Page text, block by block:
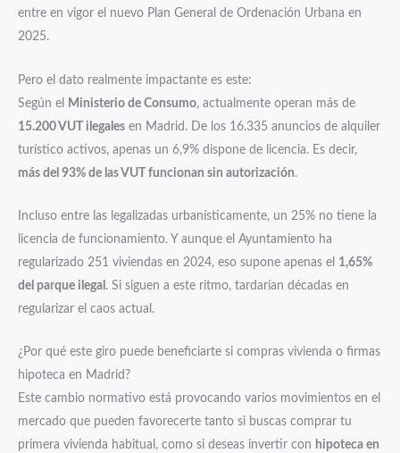
entre en vigor el nuevo Plan General de Ordenación Urbana en
2025.
Pero el dato realmente impactante es este:
Según el
Ministerio de Consumo, actualmente operan más de
15.200 VUT ilegales en Madrid. De los 16.335 anuncios de alquiler
turístico activos, apenas un 6,9% dispone de licencia. Es decir,
más del 93% de las VUT funcionan sin autorización.
Incluso entre las legalizadas urbanísticamente, un 25% no tiene la
licencia de funcionamiento. Y aunque el Ayuntamiento ha
regularizado 251 viviendas en 2024, eso supone apenas el 1,65%
del parque ilegal . Si siguen a este ritmo, tardarían décadas en
regularizar el caos actual.
¿Por qué este giro puede beneficiarte si compras vivienda o firmas
hipoteca en Madrid?
Este cambio normativo está provocando varios movimientos en el
mercado que pueden favorecerte tanto si buscas comprar tu
primera vivienda habitual, como si deseas invertir con hipoteca en